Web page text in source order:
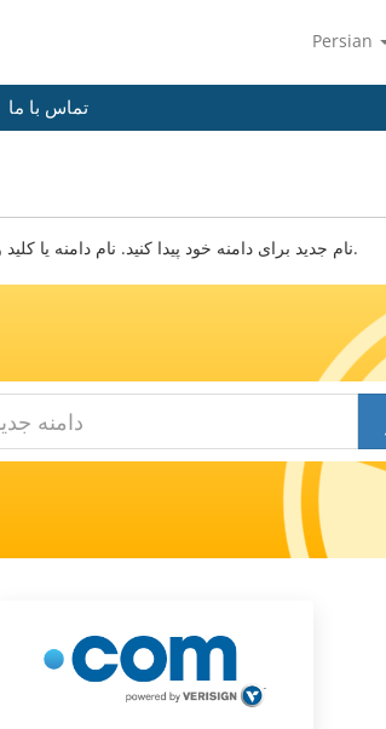
Persian
تماس با ما
نام جدید برای دامنه خود پیدا کنید. نام دامنه یا کلید واژه ای را وارد کنید تا امکان ثبت آن را بررسی کنیم.